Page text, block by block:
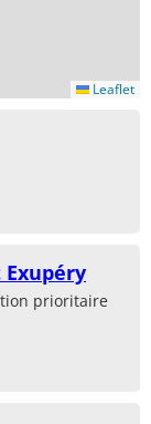
Leaflet
prioritaire